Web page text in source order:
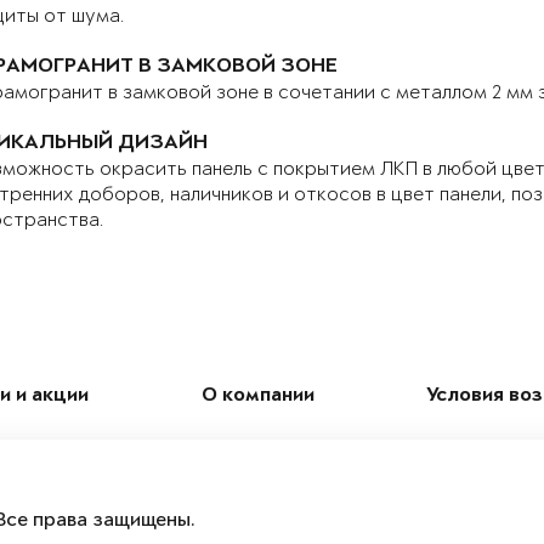
от шума.
В ЗАМКОВОЙ ЗОНЕ
в замковой зоне в сочетании с металлом 2
ДИЗАЙН
окрасить панель с покрытием ЛКП в любой
доборов, наличников и откосов в цвет панели,
и акции О компании Условия
права защищены.